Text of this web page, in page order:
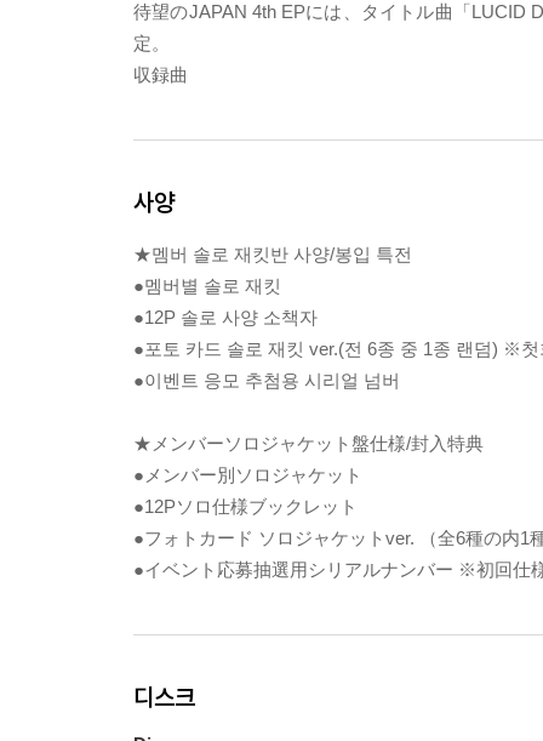
待望のJAPAN 4th EPには、タイトル曲「LUCID
定。
収録曲
사양
★멤버 솔로 재킷반 사양/봉입 특전
●멤버별 솔로 재킷
●12P 솔로 사양 소책자
●포토 카드 솔로 재킷 ver.(전 6종 중 1종 랜덤) ※
●이벤트 응모 추첨용 시리얼 넘버
★メンバーソロジャケット盤仕様/封入特典
●メンバー別ソロジャケット
●12Pソロ仕様ブックレット
●フォトカード ソロジャケットver. （全6種の内
●イベント応募抽選用シリアルナンバー ※初回仕
디스크